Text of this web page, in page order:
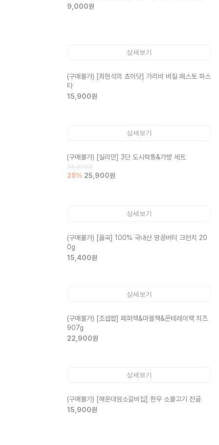
9,000원
상세보기
(구매불가) [최현석의 쵸이닷] 가리비 바질 페스토 파스
타
15,900원
상세보기
(구매불가) [실리만] 3단 도시락통&가방 세트
36,000원
28% 25,900원
상세보기
(구매불가) [옳곡] 100% 국내산 땅콩버터 크런치 20
0g
15,400원
상세보기
(구매불가) [조셉팝] 페퍼잭&마블잭&몬테레이잭 치즈
907g
22,900원
상세보기
(구매불가) [해운대암소갈비집] 한우 소불고기 전골
15,900원